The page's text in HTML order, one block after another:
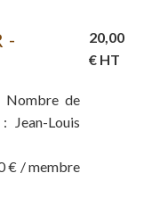
-
Nombre de
Louis
€ / membre
20,00
€ HT